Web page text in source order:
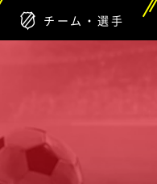
チーム・選手